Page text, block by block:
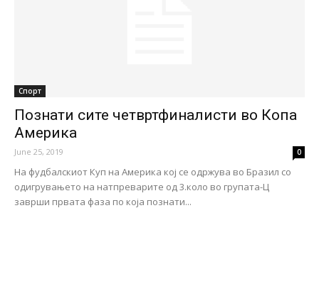
Спорт
Познати сите четвртфиналисти во Копа
Америка
June 25, 2019 0
На фудбалскиот Куп на Америка кој се одржува во Бразил со
одигрувањето на натпреварите од 3.коло во групата-Ц
заврши првата фаза по која познати...